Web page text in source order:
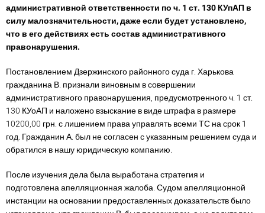
административной ответственности по ч. 1 ст. 130 КУпАП в
силу малозначительности, даже если будет установлено,
что в его действиях есть состав административного
правонарушения.
Постановлением Дзержинского районного суда г. Харькова
гражданина В. признали виновным в совершении
административного правонарушения, предусмотренного ч. 1 ст.
130 КУоАП и наложено взыскание в виде штрафа в размере
10200,00 грн. с лишением права управлять всеми ТС на срок 1
год. Гражданин А. был не согласен с указанным решением суда и
обратился в нашу юридическую компанию.
После изучения дела была выработана стратегия и
подготовлена апелляционная жалоба. Судом апелляционной
инстанции на основании предоставленных доказательств было